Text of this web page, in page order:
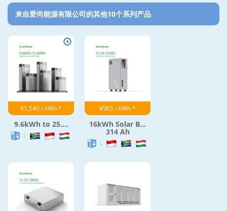
来自爱尚能源有限公司的其他10个系列产品‎
¥1,540 / kWh *
9.6kWh to 25....
：
¥965 / kWh *
16kWh Solar B...
314 Ah
：